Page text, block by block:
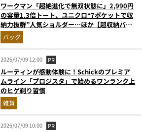
ワークマン「超絶進化で無双状態に」2,990円
の容量1.3倍トート、ユニクロ“7ポケットで収
納力抜群”人気ショルダー…ほか【超収納バッ
グの人気記事ランキングベスト3】（2026年6
月版）
バッグ
2026/07/09 12:00 PR
ルーティンが感動体験に！Schickのプレミア
ムライン「プロジスタ」で始めるワンランク上
のヒゲ剃り習慣
雑貨
2026/07/09 10:00 PR